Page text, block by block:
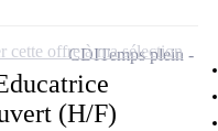
(H/F)
CDITemps plein
cette offre à ma sélection